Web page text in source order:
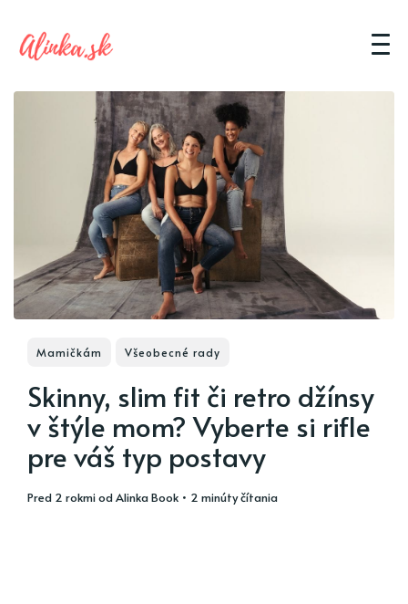
Mamičkám Všeobecné rady
Skinny, slim fit či retro džínsy
v štýle mom? Vyberte si rifle
pre váš typ postavy
pred 2 rokmiodAlinka Book • 2 minúty čítania